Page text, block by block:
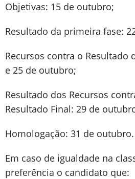
Objetivas: 15 de outubro;
Resultado da primeira fase:
Recursos contra o Resultado
e 25 de outubro;
Resultado dos Recursos
Resultado Final: 29 de
Homologação: 31 de outubro.
Em caso de igualdade na
preferência o candidato que: